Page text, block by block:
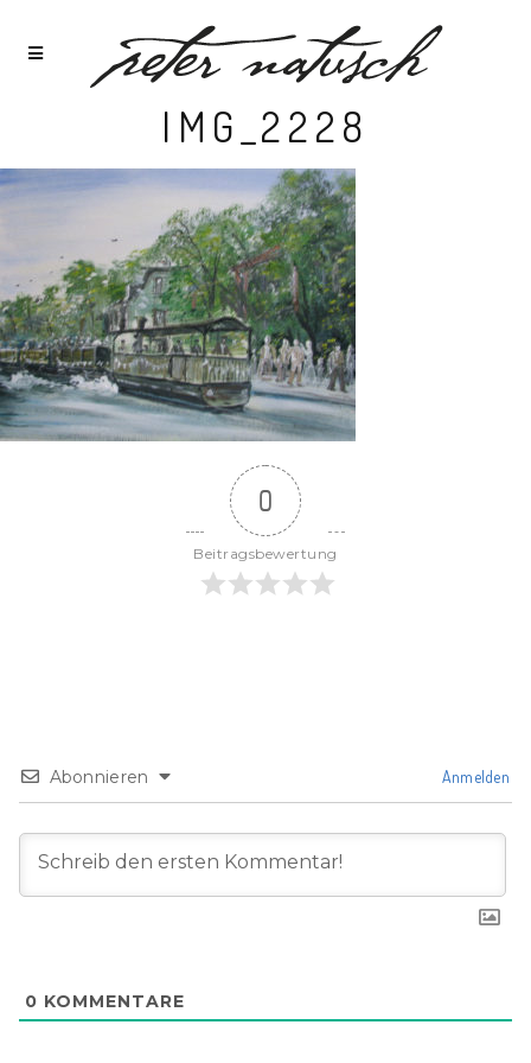
IMG_2228
0
Beitragsbewertung
Abonnieren Anmelden
0 KOMMENTARE